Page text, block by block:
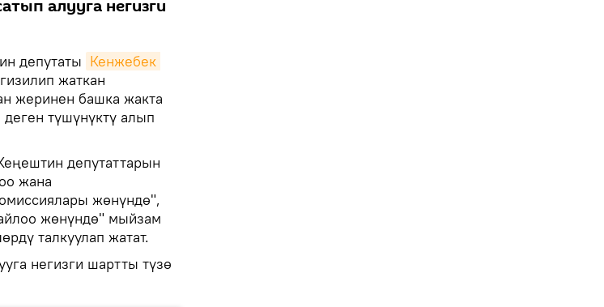
алууга негизги
депутаты Кенжебек
жаткан
жеринен башка жакта
түшүнүктү алып
депутаттарын
жана
жөнүндө",
жөнүндө" мыйзам
талкуулап жатат.
негизги шартты түзө